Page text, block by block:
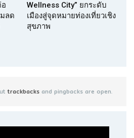
ลด
Wellness City” ยกระดับ
เมืองสู่จุดหมายท่องเที่ยวเชิง
สุขภาพ
trackbacksand pingbacks are open.